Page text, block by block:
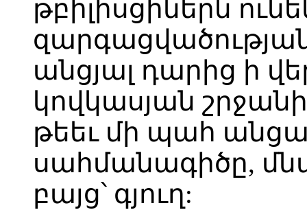
թբիլիսցիներն
անցյալ դարից ի
կովկասյան
թեեւ մի պահ
սահմանագիծը,
բայց՝ գյուղ: